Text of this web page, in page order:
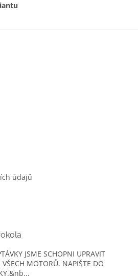
údajů
JSME SCHOPNI UPRAVIT
MOTORŮ. NAPIŠTE DO